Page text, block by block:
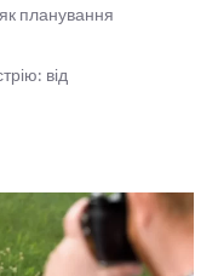
планування
від